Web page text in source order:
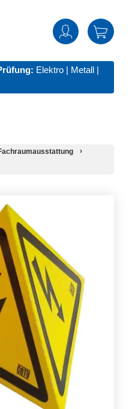
Elektro | Metall |